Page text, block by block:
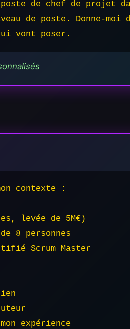
de chef de projet
de poste. Donne-moi
vont poser.
contexte :
levée de 5M€)
8 personnes
Scrum Master
expérience